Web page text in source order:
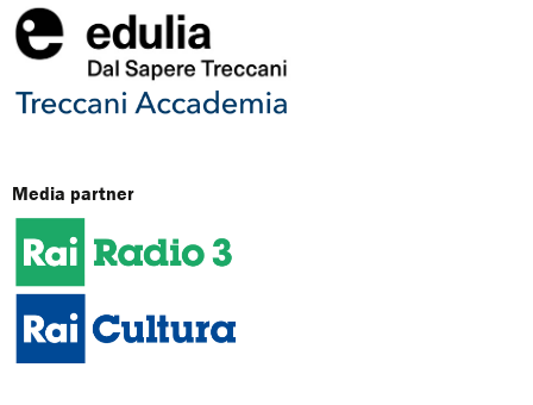
Media partner